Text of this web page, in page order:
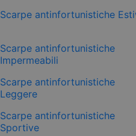
Scarpe antinfortunistiche
Scarpe antinfortunistiche
Impermeabili
Scarpe antinfortunistiche
Leggere
Scarpe antinfortunistiche
Sportive